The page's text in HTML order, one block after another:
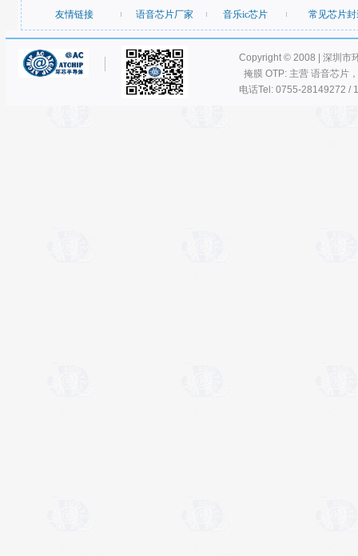
友情链接 语音芯片厂家 音乐ic芯片 常见芯片
Copyright © 2008 | 深圳市
掩膜 OTP: 主营 语音芯片
电话Tel: 0755-28149272 /